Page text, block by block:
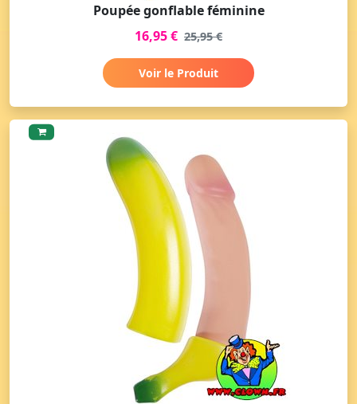
Poupée gonflable féminine
16,95 € 25,95 €
Voir le Produit